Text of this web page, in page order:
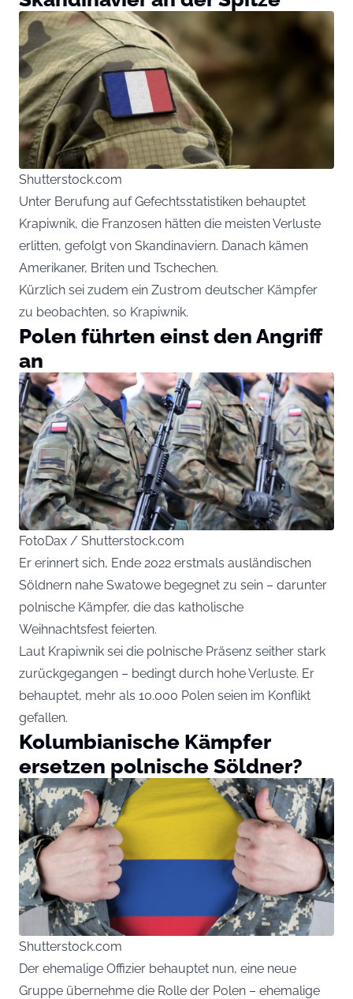
Shutterstock.com
Unter Berufung auf Gefechtsstatistiken behauptet
Krapiwnik, die Franzosen hätten die meisten Verluste
erlitten, gefolgt von Skandinaviern. Danach kämen
Amerikaner, Briten und Tschechen.
Kürzlich sei zudem ein Zustrom deutscher Kämpfer
zu beobachten, so Krapiwnik.
Polen führten einst den Angriff
an
FotoDax / Shutterstock.com
Er erinnert sich, Ende 2022 erstmals ausländischen
Söldnern nahe Swatowe begegnet zu sein – darunter
polnische Kämpfer, die das katholische
Weihnachtsfest feierten.
Laut Krapiwnik sei die polnische Präsenz seither stark
zurückgegangen – bedingt durch hohe Verluste. Er
behauptet, mehr als 10.000 Polen seien im Konflikt
gefallen.
Kolumbianische Kämpfer
ersetzen polnische Söldner?
Shutterstock.com
Der ehemalige Offizier behauptet nun, eine neue
Gruppe übernehme die Rolle der Polen – ehemalige